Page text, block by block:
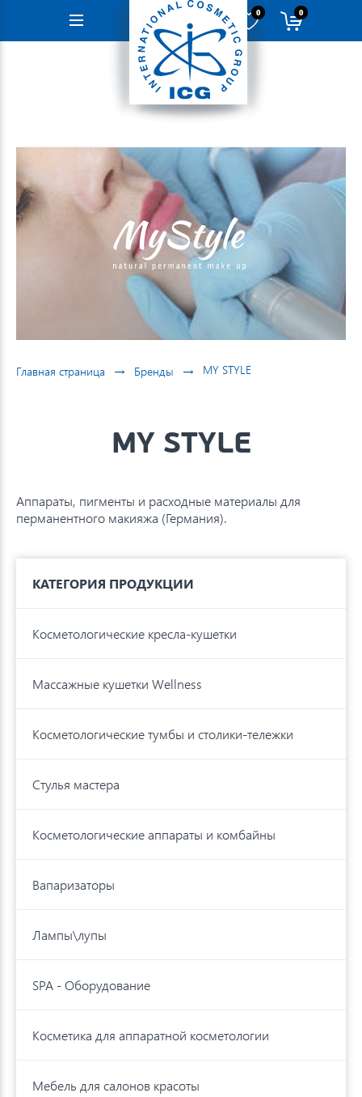
Навигация
0 0
Главная страница → Бренды → MY STYLE
MY STYLE
Аппараты, пигменты и расходные материалы для
перманентного макияжа (Германия).
КАТЕГОРИЯ ПРОДУКЦИИ
Косметологические кресла-кушетки
Массажные кушетки Wellness
Косметологические тумбы и столики-тележки
Стулья мастера
Косметологические аппараты и комбайны
Вапаризаторы
Лампы\лупы
SPA - Оборудование
Косметика для аппаратной косметологии
Мебель для салонов красоты